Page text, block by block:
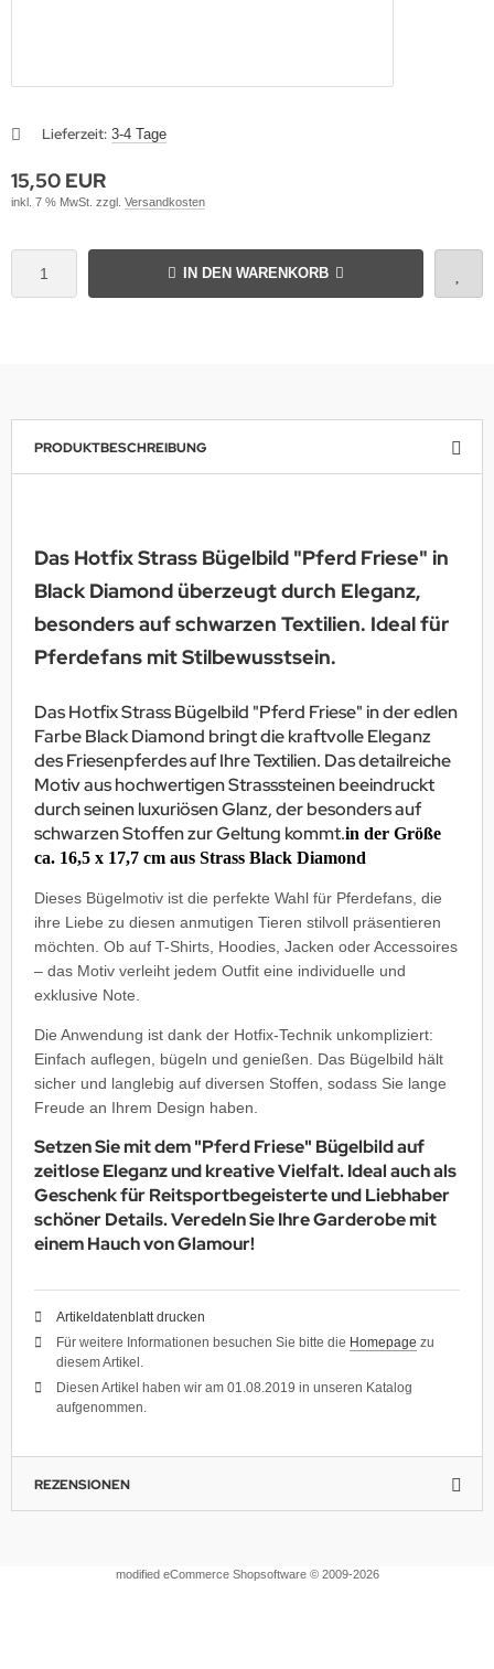
Lieferzeit: 3-4 Tage
15,50 EUR
inkl. 7 % MwSt. zzgl. Versandkosten
IN DEN WARENKORB
PRODUKTBESCHREIBUNG
Das Hotfix Strass Bügelbild "Pferd Friese" in
Black Diamond überzeugt durch Eleganz,
besonders auf schwarzen Textilien. Ideal für
Pferdefans mit Stilbewusstsein.
Das Hotfix Strass Bügelbild "Pferd Friese" in der edlen
Farbe Black Diamond bringt die kraftvolle Eleganz
des Friesenpferdes auf Ihre Textilien. Das detailreiche
Motiv aus hochwertigen Strasssteinen beeindruckt
durch seinen luxuriösen Glanz, der besonders auf
schwarzen Stoffen zur Geltung kommt.in der Größe
ca. 16,5 x 17,7 cm aus Strass Black Diamond
Dieses Bügelmotiv ist die perfekte Wahl für Pferdefans, die
ihre Liebe zu diesen anmutigen Tieren stilvoll präsentieren
möchten. Ob auf T-Shirts, Hoodies, Jacken oder Accessoires
– das Motiv verleiht jedem Outfit eine individuelle und
exklusive Note.
Die Anwendung ist dank der Hotfix-Technik unkompliziert:
Einfach auflegen, bügeln und genießen. Das Bügelbild hält
sicher und langlebig auf diversen Stoffen, sodass Sie lange
Freude an Ihrem Design haben.
Setzen Sie mit dem "Pferd Friese" Bügelbild auf
zeitlose Eleganz und kreative Vielfalt. Ideal auch als
Geschenk für Reitsportbegeisterte und Liebhaber
schöner Details. Veredeln Sie Ihre Garderobe mit
einem Hauch von Glamour!
Artikeldatenblatt drucken
Für weitere Informationen besuchen Sie bitte die Homepage zu
diesem Artikel.
Diesen Artikel haben wir am 01.08.2019 in unseren Katalog
aufgenommen.
REZENSIONEN
modified eCommerce Shopsoftware © 2009-2026